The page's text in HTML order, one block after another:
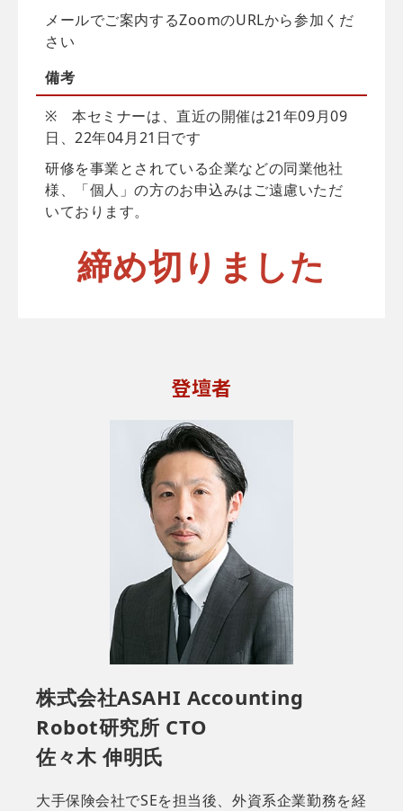
メールでご案内するZoomのURLから参加くだ
さい
備考
※ 本セミナーは、直近の開催は21年09月09
日、22年04月21日です
研修を事業とされている企業などの同業他社
様、「個人」の方のお申込みはご遠慮いただ
いております。
締め切りました
登壇者
株式会社ASAHI Accounting
Robot研究所 CTO
佐々木 伸明氏
大手保険会社でSEを担当後、外資系企業勤務を経